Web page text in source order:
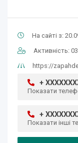
На сайті з:
Активність:
https://
+
Показати
+
Показати інші